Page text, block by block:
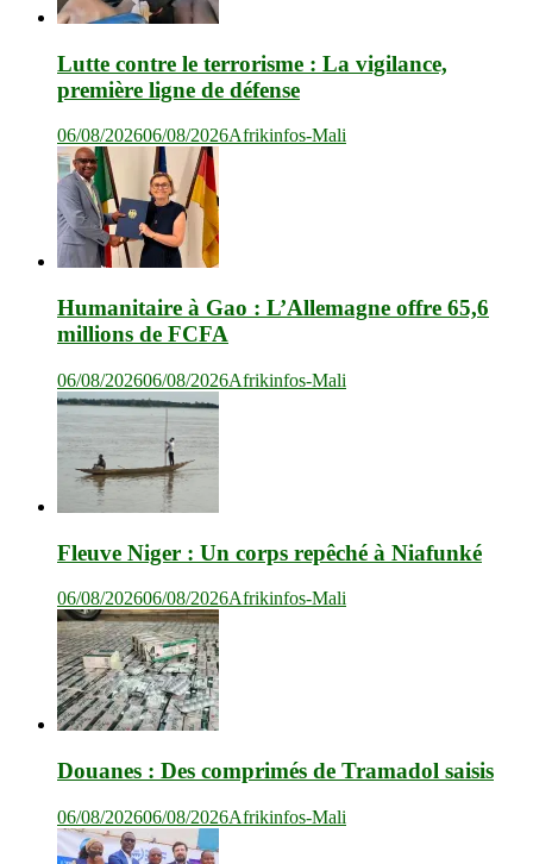
Lutte contre le terrorisme : La vigilance,
première ligne de défense
06/08/202606/08/2026Afrikinfos-Mali
Humanitaire à Gao : L’Allemagne offre 65,6
millions de FCFA
06/08/202606/08/2026Afrikinfos-Mali
Fleuve Niger : Un corps repêché à Niafunké
06/08/202606/08/2026Afrikinfos-Mali
Douanes : Des comprimés de Tramadol saisis
06/08/202606/08/2026Afrikinfos-Mali